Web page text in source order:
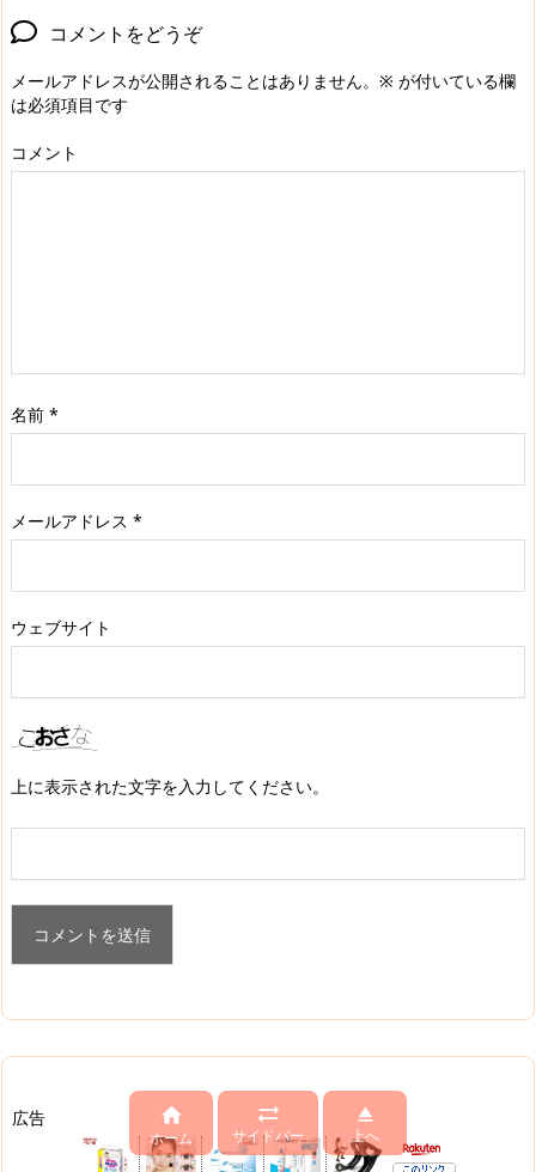
コメントをどうぞ
メールアドレスが公開されることはありません。 ※ が付いている欄
は必須項目です
コメント
名前 *
メールアドレス *
ウェブサイト
上に表示された文字を入力してください。
広告 
ホーム

サイドバー

上へ